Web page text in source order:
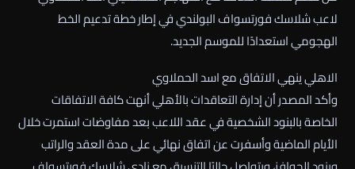
لاعب شلاسك فورتسواف البولندي في إطار خطة تدعيم الخط
الهجومي استعدادًا للموسم الجديد.
الاهلي ينهي الاتفاق مع اسد الحملاوي
وأكد المصدر أن إدارة التعاقدات بالأهلي أنهت كافة الاتفاقات
الخاصة بالبنود الشخصية في عقد اللاعب بعد مفاوضات استمرت خلال
الأيام الماضية وأسفرت عن اتفاق نهائي على مدة العقد والراتب